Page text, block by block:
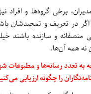
برخی گروه‌ها و افراد
اگر در تعریف و تمجیدشان
منصفانه و سازنده باشند
نه همه آن‌ها.
به تعدد رسانه‌ها و مطبوعات
را چگونه ارزیابی